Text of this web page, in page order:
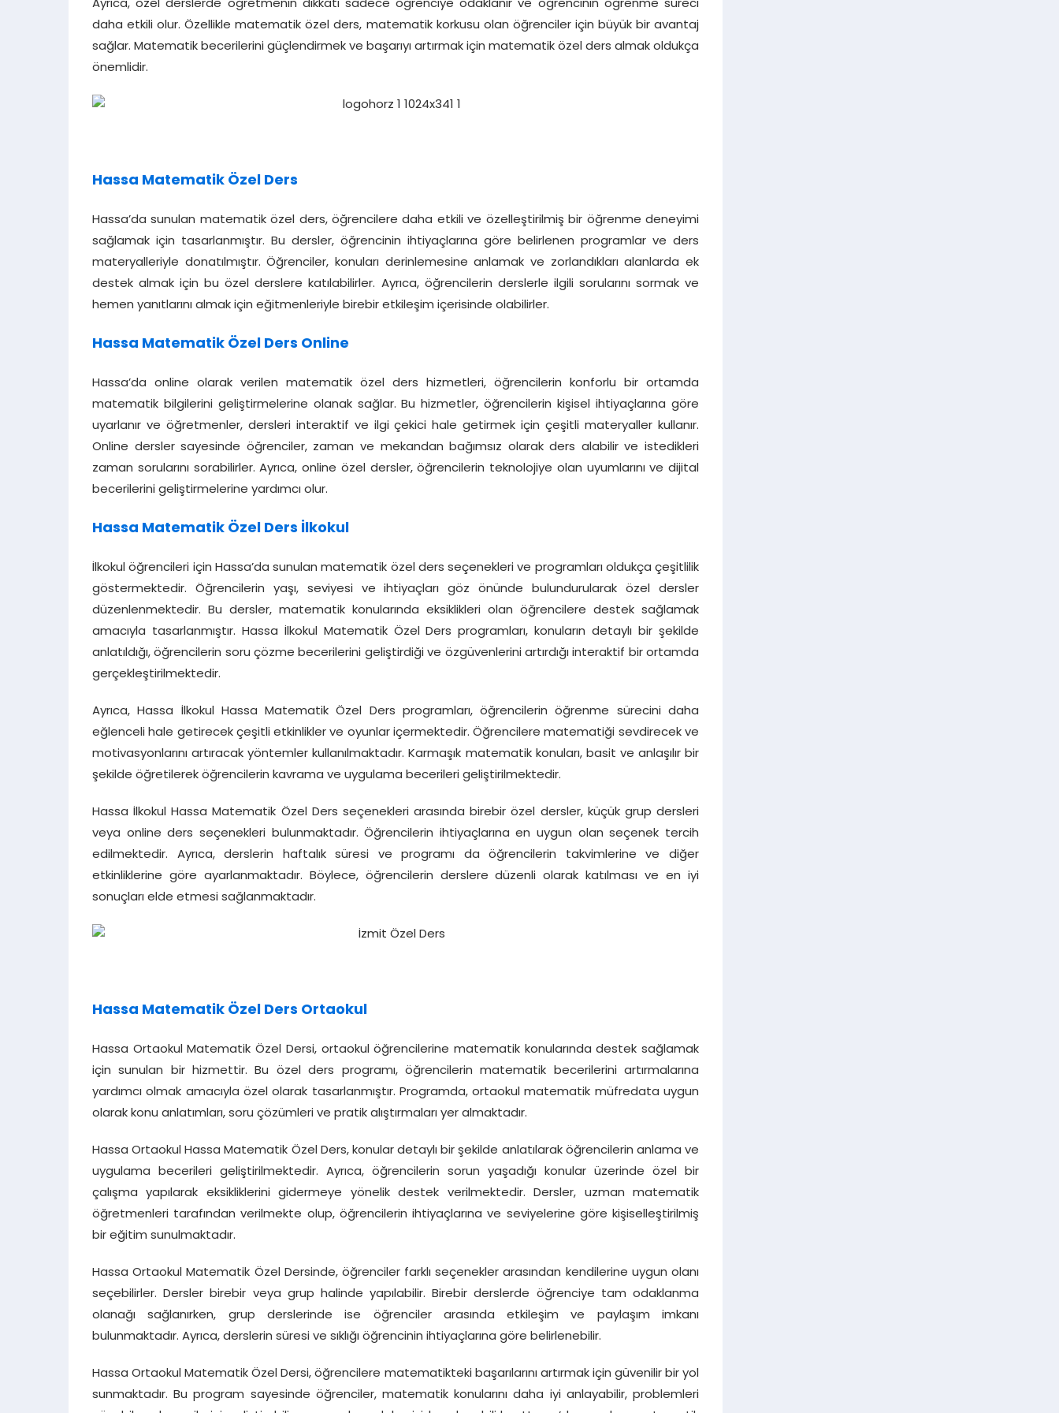
Ayrıca, özel derslerde öğretmenin dikkati sadece öğrenciye odaklanır ve öğrencinin öğrenme süreci
daha etkili olur. Özellikle matematik özel ders, matematik korkusu olan öğrenciler için büyük bir avantaj
sağlar. Matematik becerilerini güçlendirmek ve başarıyı artırmak için matematik özel ders almak oldukça
önemlidir.
Hassa Matematik Özel Ders
Hassa’da sunulan matematik özel ders, öğrencilere daha etkili ve özelleştirilmiş bir öğrenme deneyimi
sağlamak için tasarlanmıştır. Bu dersler, öğrencinin ihtiyaçlarına göre belirlenen programlar ve ders
materyalleriyle donatılmıştır. Öğrenciler, konuları derinlemesine anlamak ve zorlandıkları alanlarda ek
destek almak için bu özel derslere katılabilirler. Ayrıca, öğrencilerin derslerle ilgili sorularını sormak ve
hemen yanıtlarını almak için eğitmenleriyle birebir etkileşim içerisinde olabilirler.
Hassa Matematik Özel Ders Online
Hassa’da online olarak verilen matematik özel ders hizmetleri, öğrencilerin konforlu bir ortamda
matematik bilgilerini geliştirmelerine olanak sağlar. Bu hizmetler, öğrencilerin kişisel ihtiyaçlarına göre
uyarlanır ve öğretmenler, dersleri interaktif ve ilgi çekici hale getirmek için çeşitli materyaller kullanır.
Online dersler sayesinde öğrenciler, zaman ve mekandan bağımsız olarak ders alabilir ve istedikleri
zaman sorularını sorabilirler. Ayrıca, online özel dersler, öğrencilerin teknolojiye olan uyumlarını ve dijital
becerilerini geliştirmelerine yardımcı olur.
Hassa Matematik Özel Ders İlkokul
İlkokul öğrencileri için Hassa’da sunulan matematik özel ders seçenekleri ve programları oldukça çeşitlilik
göstermektedir. Öğrencilerin yaşı, seviyesi ve ihtiyaçları göz önünde bulundurularak özel dersler
düzenlenmektedir. Bu dersler, matematik konularında eksiklikleri olan öğrencilere destek sağlamak
amacıyla tasarlanmıştır. Hassa İlkokul Matematik Özel Ders programları, konuların detaylı bir şekilde
anlatıldığı, öğrencilerin soru çözme becerilerini geliştirdiği ve özgüvenlerini artırdığı interaktif bir ortamda
gerçekleştirilmektedir.
Ayrıca, Hassa İlkokul Hassa Matematik Özel Ders programları, öğrencilerin öğrenme sürecini daha
eğlenceli hale getirecek çeşitli etkinlikler ve oyunlar içermektedir. Öğrencilere matematiği sevdirecek ve
motivasyonlarını artıracak yöntemler kullanılmaktadır. Karmaşık matematik konuları, basit ve anlaşılır bir
şekilde öğretilerek öğrencilerin kavrama ve uygulama becerileri geliştirilmektedir.
Hassa İlkokul Hassa Matematik Özel Ders seçenekleri arasında birebir özel dersler, küçük grup dersleri
veya online ders seçenekleri bulunmaktadır. Öğrencilerin ihtiyaçlarına en uygun olan seçenek tercih
edilmektedir. Ayrıca, derslerin haftalık süresi ve programı da öğrencilerin takvimlerine ve diğer
etkinliklerine göre ayarlanmaktadır. Böylece, öğrencilerin derslere düzenli olarak katılması ve en iyi
sonuçları elde etmesi sağlanmaktadır.
Hassa Matematik Özel Ders Ortaokul
Hassa Ortaokul Matematik Özel Dersi, ortaokul öğrencilerine matematik konularında destek sağlamak
için sunulan bir hizmettir. Bu özel ders programı, öğrencilerin matematik becerilerini artırmalarına
yardımcı olmak amacıyla özel olarak tasarlanmıştır. Programda, ortaokul matematik müfredata uygun
olarak konu anlatımları, soru çözümleri ve pratik alıştırmaları yer almaktadır.
Hassa Ortaokul Hassa Matematik Özel Ders, konular detaylı bir şekilde anlatılarak öğrencilerin anlama ve
uygulama becerileri geliştirilmektedir. Ayrıca, öğrencilerin sorun yaşadığı konular üzerinde özel bir
çalışma yapılarak eksikliklerini gidermeye yönelik destek verilmektedir. Dersler, uzman matematik
öğretmenleri tarafından verilmekte olup, öğrencilerin ihtiyaçlarına ve seviyelerine göre kişiselleştirilmiş
bir eğitim sunulmaktadır.
Hassa Ortaokul Matematik Özel Dersinde, öğrenciler farklı seçenekler arasından kendilerine uygun olanı
seçebilirler. Dersler birebir veya grup halinde yapılabilir. Birebir derslerde öğrenciye tam odaklanma
olanağı sağlanırken, grup derslerinde ise öğrenciler arasında etkileşim ve paylaşım imkanı
bulunmaktadır. Ayrıca, derslerin süresi ve sıklığı öğrencinin ihtiyaçlarına göre belirlenebilir.
Hassa Ortaokul Matematik Özel Dersi, öğrencilere matematikteki başarılarını artırmak için güvenilir bir yol
sunmaktadır. Bu program sayesinde öğrenciler, matematik konularını daha iyi anlayabilir, problemleri